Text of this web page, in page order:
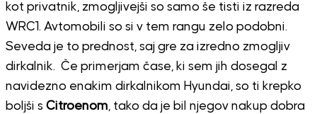
kot privatnik, zmogljivejši so samo še tisti iz razreda
WRC1. Avtomobili so si v tem rangu zelo podobni.
Seveda je to prednost, saj gre za izredno zmogljiv
dirkalnik. Če primerjam čase, ki sem jih dosegal z
navidezno enakim dirkalnikom Hyundai, so ti krepko
boljši s Citroenom, tako da je bil njegov nakup dobra